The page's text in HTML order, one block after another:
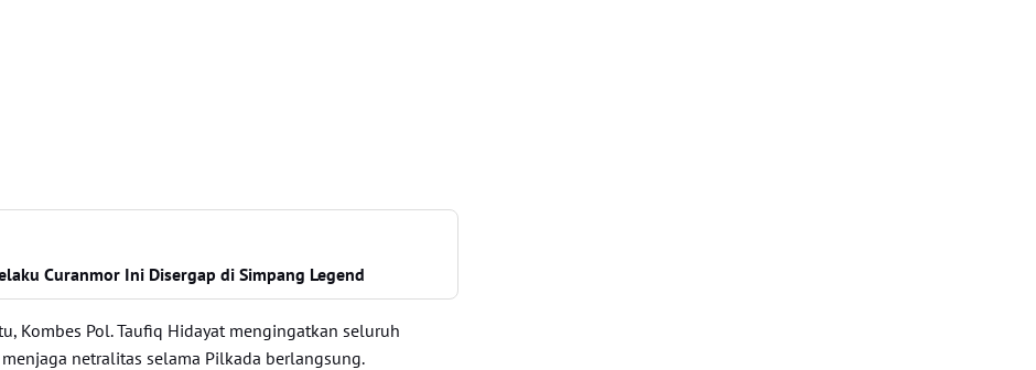
Curanmor Ini Disergap di Simpang Legend
Kombes Pol. Taufiq Hidayat mengingatkan seluruh
netralitas selama Pilkada berlangsung.